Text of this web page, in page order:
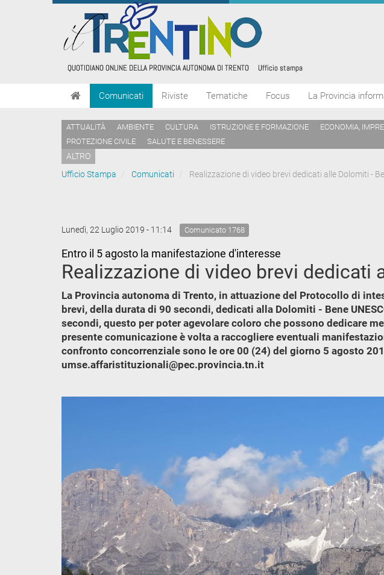
Comunicati Riviste Tematiche Focus La Provincia
ATTUALITÀ AMBIENTE CULTURA ISTRUZIONE E FORMAZIONE ECONOMIA,
PROTEZIONE CIVILE
SALUTE E BENESSERE
ALTRO
Ufficio Stampa
Comunicati Realizzazione di video brevi dedicati alle Dolomiti -
Lunedì, 22 Luglio 2019 - 11:14 Comunicato 1768
Entro il 5 agosto la manifestazione d'interesse
Realizzazione di video brevi dedicati
La Provincia autonoma di Trento, in attuazione del Protocollo di
brevi, della durata di 90 secondi, dedicati alla Dolomiti - Bene
secondi, questo per poter agevolare coloro che possono dedicare
presente comunicazione è volta a raccogliere eventuali
confronto concorrenziale sono le ore 00 (24) del giorno 5 agosto
umse.affaristituzionali@pec.provincia.tn.it